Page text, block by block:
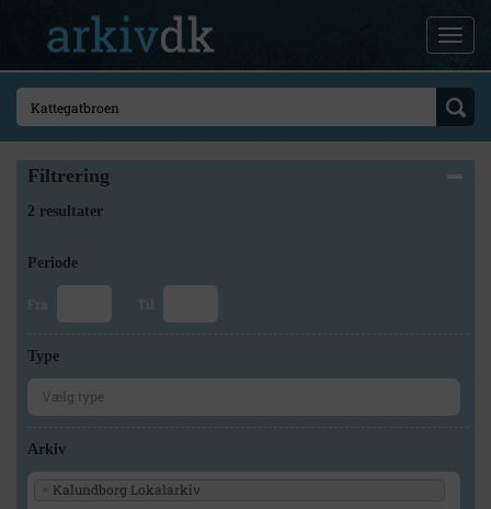
Filtrering
2 resultater
Periode
Fra Til
Type
Arkiv
× Kalundborg Lokalarkiv